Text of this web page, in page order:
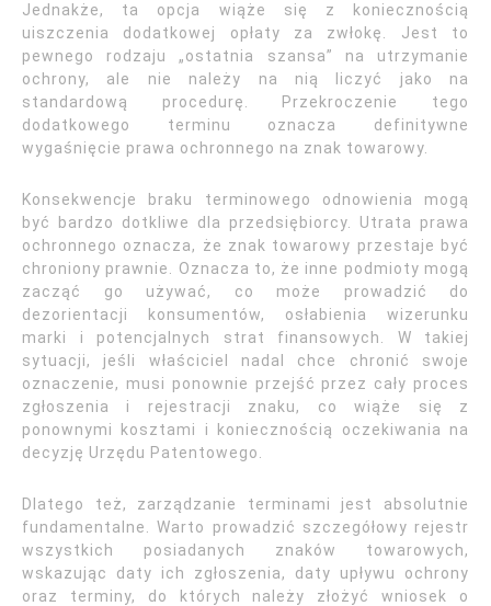
Jednakże, ta opcja wiąże się z koniecznością
uiszczenia dodatkowej opłaty za zwłokę. Jest to
pewnego rodzaju „ostatnia szansa” na utrzymanie
ochrony, ale nie należy na nią liczyć jako na
standardową procedurę. Przekroczenie tego
dodatkowego terminu oznacza definitywne
wygaśnięcie prawa ochronnego na znak towarowy.
Konsekwencje braku terminowego odnowienia mogą
być bardzo dotkliwe dla przedsiębiorcy. Utrata prawa
ochronnego oznacza, że znak towarowy przestaje być
chroniony prawnie. Oznacza to, że inne podmioty mogą
zacząć go używać, co może prowadzić do
dezorientacji konsumentów, osłabienia wizerunku
marki i potencjalnych strat finansowych. W takiej
sytuacji, jeśli właściciel nadal chce chronić swoje
oznaczenie, musi ponownie przejść przez cały proces
zgłoszenia i rejestracji znaku, co wiąże się z
ponownymi kosztami i koniecznością oczekiwania na
decyzję Urzędu Patentowego.
Dlatego też, zarządzanie terminami jest absolutnie
fundamentalne. Warto prowadzić szczegółowy rejestr
wszystkich posiadanych znaków towarowych,
wskazując daty ich zgłoszenia, daty upływu ochrony
oraz terminy, do których należy złożyć wniosek o